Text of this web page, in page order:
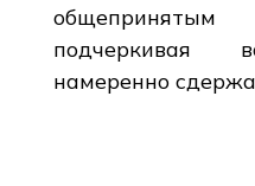
общепринятым
подчеркивая
намеренно